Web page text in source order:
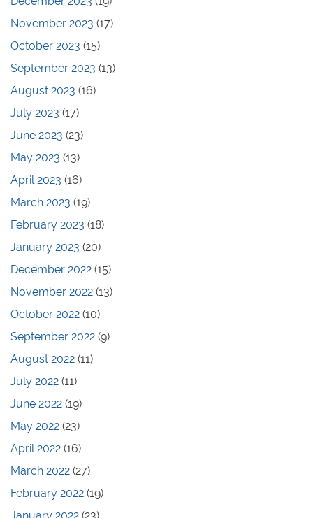
November 2023 (17)
October 2023 (15)
September 2023 (13)
August 2023 (16)
July 2023 (17)
June 2023 (23)
May 2023 (13)
April 2023 (16)
March 2023 (19)
February 2023 (18)
January 2023 (20)
December 2022 (15)
November 2022 (13)
October 2022 (10)
September 2022 (9)
August 2022 (11)
July 2022 (11)
June 2022 (19)
May 2022 (23)
April 2022 (16)
March 2022 (27)
February 2022 (19)